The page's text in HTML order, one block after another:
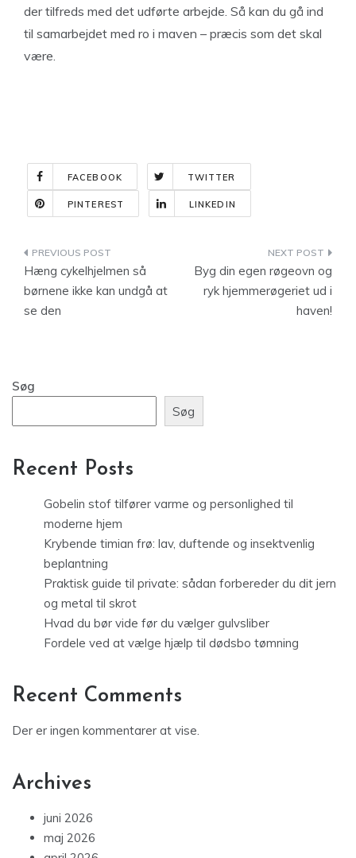
der tilfreds med det udførte arbejde. Så kan du gå ind
til samarbejdet med ro i maven – præcis som det skal
være.
FACEBOOK TWITTER
PINTEREST LINKEDIN
Indlægsnavigation
Hæng cykelhjelmen så
børnene ikke kan undgå at
se den
Byg din egen røgeovn og
ryk hjemmerøgeriet ud i
haven!
Søg
Søg
Recent Posts
Gobelin stof tilfører varme og personlighed til
moderne hjem
Krybende timian frø: lav, duftende og insektvenlig
beplantning
Praktisk guide til private: sådan forbereder du dit jern
og metal til skrot
Hvad du bør vide før du vælger gulvsliber
Fordele ved at vælge hjælp til dødsbo tømning
Recent Comments
Der er ingen kommentarer at vise.
Archives
juni 2026
maj 2026